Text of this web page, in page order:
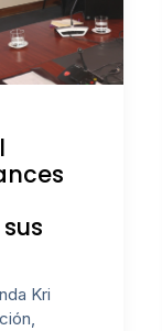
Kri